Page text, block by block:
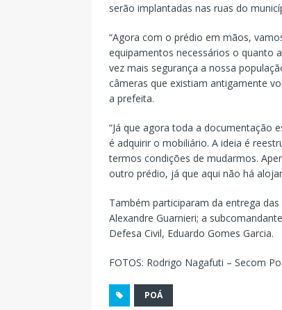
serão implantadas nas ruas do
“Agora com o prédio em mãos,
equipamentos necessários o quanto
vez mais segurança a nossa
câmeras que existiam antigamente
a prefeita.
“Já que agora toda a documentação
é adquirir o mobiliário. A ideia é
termos condições de mudarmos.
outro prédio, já que aqui não há
Também participaram da entrega
Alexandre Guarnieri; a
Defesa Civil, Eduardo Gomes Garcia.
FOTOS: Rodrigo Nagafuti – Secom
POÁ